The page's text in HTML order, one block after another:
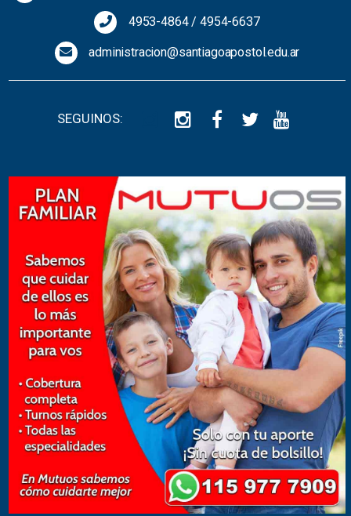
4953-4864/4954-6637
administracion@santiagoapostol.edu.ar
SEGUINOS: